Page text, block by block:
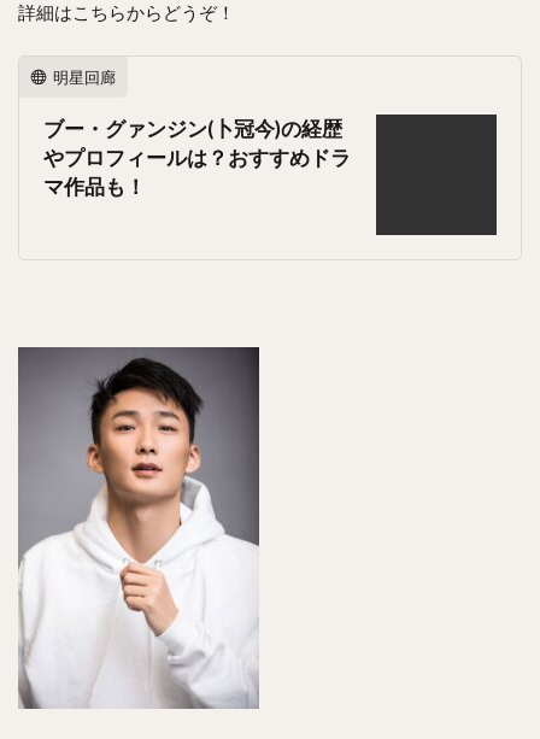
詳細はこちらからどうぞ！
明星回廊
ブー・グァンジン(卜冠今)の経歴
やプロフィールは？おすすめドラ
マ作品も！